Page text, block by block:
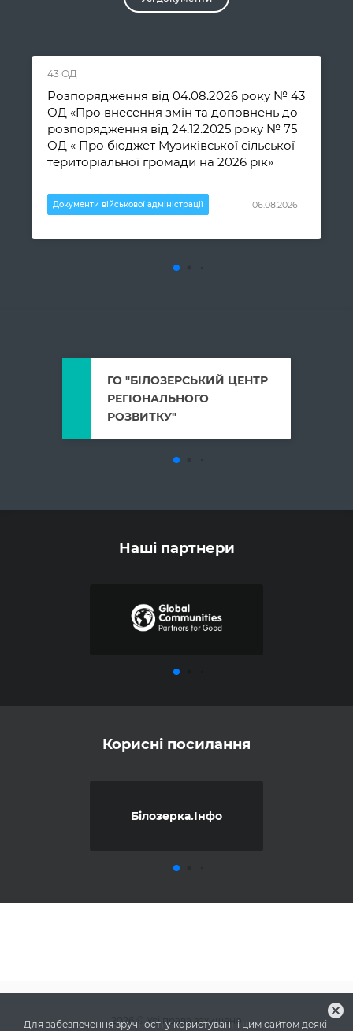
43 ОД
Розпорядження від 04.08.2026 року № 43
ОД «Про внесення змін та доповнень до
розпорядження від 24.12.2025 року № 75
ОД « Про бюджет Музиківської сільської
територіальної громади на 2026 рік»
Документи військової адміністрації 06.08.2026
ГО "БІЛОЗЕРСЬКИЙ ЦЕНТР
РЕГІОНАЛЬНОГО
РОЗВИТКУ"
Наші партнери
Корисні посилання
Білозерка.Інфо
2026 © Усі права захищено
Для забезпечення зручності у користуванні цим сайтом деякі
cancel